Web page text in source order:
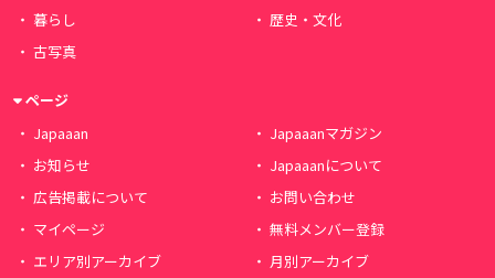
暮らし
歴史・文化
古写真
ページ
Japaaan
Japaaanマガジン
お知らせ
Japaaanについて
広告掲載について
お問い合わせ
マイページ
無料メンバー登録
エリア別アーカイブ
月別アーカイブ